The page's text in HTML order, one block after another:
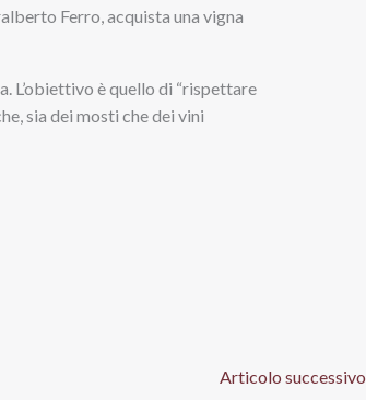
Ferro, acquista una vigna
L’obiettivo è quello di “rispettare
sia dei mosti che dei vini
Articolo successivo